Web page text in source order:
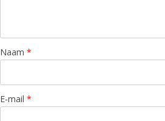
Naam *
E-mail *